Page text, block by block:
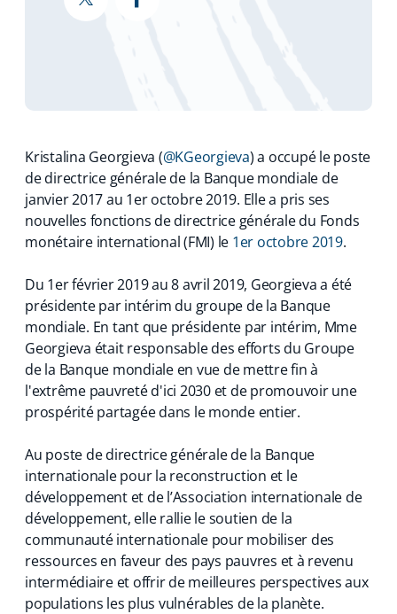
Kristalina Georgieva (@KGeorgieva) a occupé le poste
de directrice générale de la Banque mondiale de
janvier 2017 au 1er octobre 2019. Elle a pris ses
nouvelles fonctions de directrice générale du Fonds
monétaire international (FMI) le 1er octobre 2019.
Du 1er février 2019 au 8 avril 2019, Georgieva a été
présidente par intérim du groupe de la Banque
mondiale. En tant que présidente par intérim, Mme
Georgieva était responsable des efforts du Groupe
de la Banque mondiale en vue de mettre fin à
l'extrême pauvreté d'ici 2030 et de promouvoir une
prospérité partagée dans le monde entier.
Au poste de directrice générale de la Banque
internationale pour la reconstruction et le
développement et de l’Association internationale de
développement, elle rallie le soutien de la
communauté internationale pour mobiliser des
ressources en faveur des pays pauvres et à revenu
intermédiaire et offrir de meilleures perspectives aux
populations les plus vulnérables de la planète.